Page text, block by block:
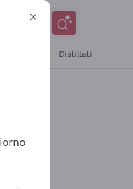
Distillati